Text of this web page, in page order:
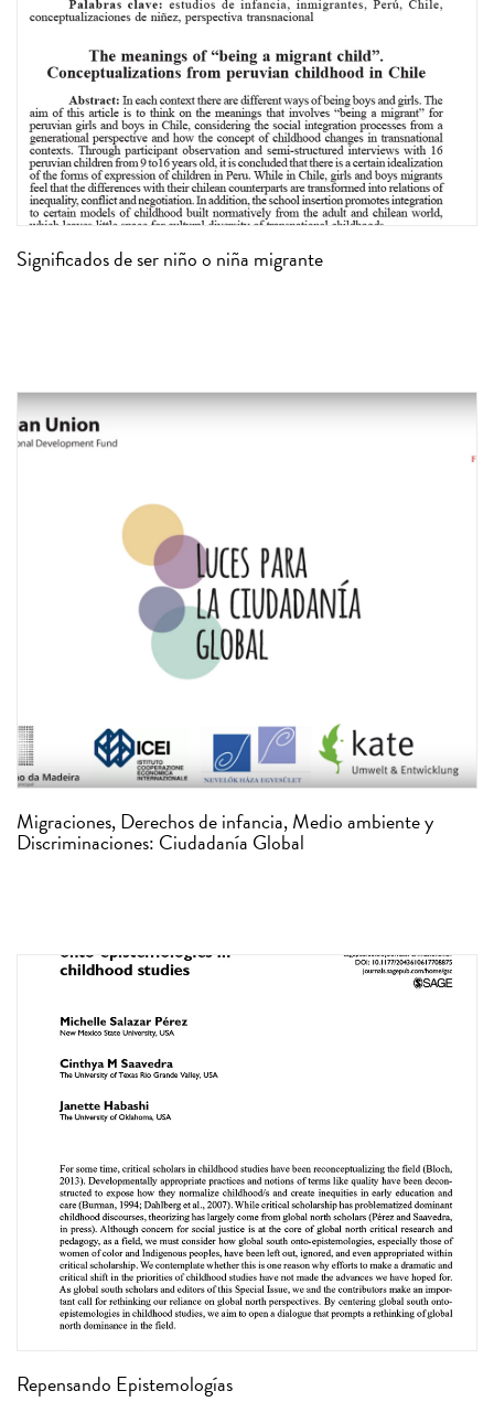
Significados de ser niño o niña migrante
Migraciones, Derechos de infancia, Medio ambiente y
Discriminaciones: Ciudadanía Global
Repensando Epistemologías